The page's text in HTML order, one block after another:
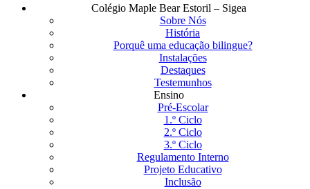
Fechar
Colégio Maple Bear Estoril – Sigea
Sobre Nós
História
Porquê uma educação bilingue?
Instalações
Destaques
Testemunhos
Ensino
Pré-Escolar
1.º Ciclo
2.º Ciclo
3.º Ciclo
Regulamento Interno
Projeto Educativo
Inclusão